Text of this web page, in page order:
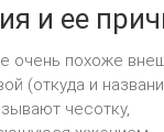
и ее
очень похоже
(откуда и
чесотку,